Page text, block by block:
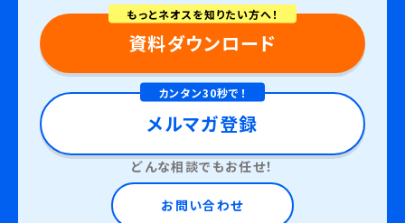
もっとネオスを知りたい方へ！
資料ダウンロード
カンタン30秒で！
メルマガ登録
どんな相談でもお任せ！
お問い合わせ